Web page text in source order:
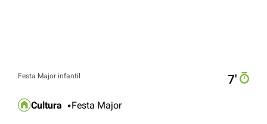
Festa Major infantil 7′
Cultura Festa Major